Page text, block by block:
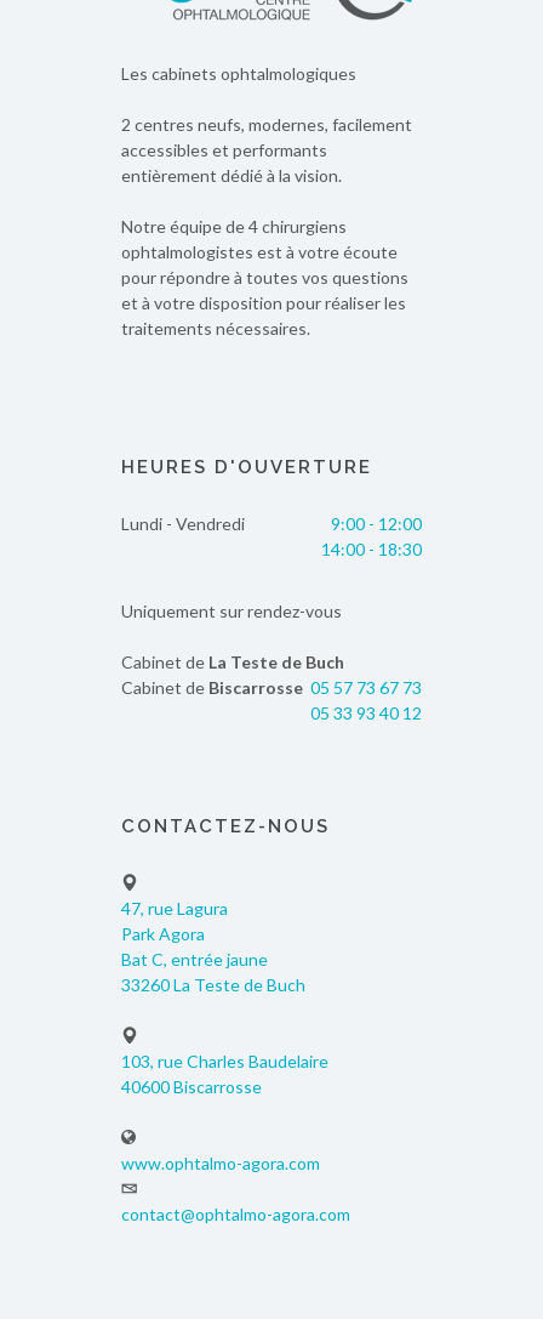
Les cabinets ophtalmologiques
2 centres neufs, modernes, facilement
accessibles et performants
entièrement dédié à la vision.
Notre équipe de 4 chirurgiens
ophtalmologistes est à votre écoute
pour répondre à toutes vos questions
et à votre disposition pour réaliser les
traitements nécessaires.
HEURES D'OUVERTURE
Lundi - Vendredi
9:00 - 12:00
14:00 - 18:30
Uniquement sur rendez-vous
Cabinet de La Teste de Buch
05 57 73 67 73
Cabinet de Biscarrosse
05 33 93 40 12
CONTACTEZ-NOUS
47, rue Lagura
Park Agora
Bat C, entrée jaune
33260 La Teste de Buch
103, rue Charles Baudelaire
40600 Biscarrosse
www.ophtalmo-agora.com
contact@ophtalmo-agora.com